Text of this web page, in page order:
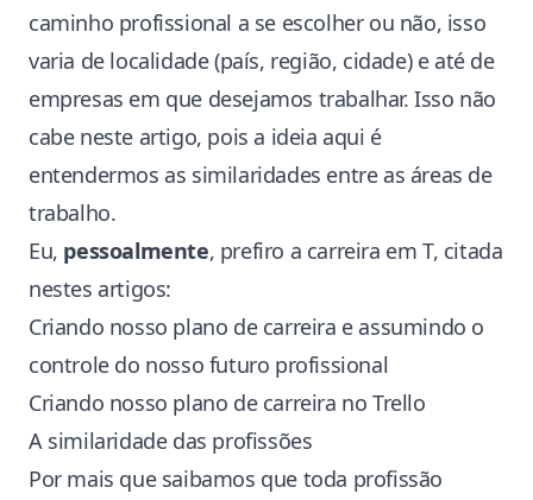
caminho profissional a se escolher ou não, isso
varia de localidade (país, região, cidade) e até de
empresas em que desejamos trabalhar. Isso não
cabe neste artigo, pois a ideia aqui é
entendermos as similaridades entre as áreas de
trabalho.
Eu, pessoalmente, prefiro a carreira em T, citada
nestes artigos:
Criando nosso plano de carreira e assumindo o
controle do nosso futuro profissional
Criando nosso plano de carreira no Trello
A similaridade das profissões
Por mais que saibamos que toda profissão